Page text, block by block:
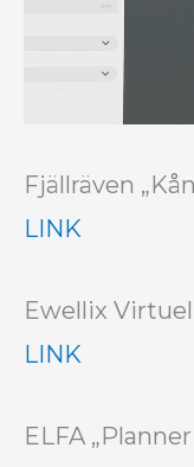
Fjällräven
LINK
Ewellix
LINK
ELFA